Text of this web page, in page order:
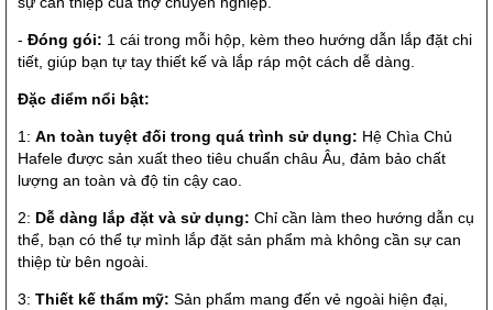
- Đóng gói: 1 cái trong mỗi hộp, kèm theo hướng dẫn lắp đặt chi
tiết, giúp bạn tự tay thiết kế và lắp ráp một cách dễ dàng.
Đặc điểm nổi bật:
1: An toàn tuyệt đối trong quá trình sử dụng: Hệ Chìa Chủ
Hafele được sản xuất theo tiêu chuẩn châu Âu, đảm bảo chất
lượng an toàn và độ tin cậy cao.
2: Dễ dàng lắp đặt và sử dụng: Chỉ cần làm theo hướng dẫn cụ
thể, bạn có thể tự mình lắp đặt sản phẩm mà không cần sự can
thiệp từ bên ngoài.
3: Thiết kế thẩm mỹ: Sản phẩm mang đến vẻ ngoài hiện đại,